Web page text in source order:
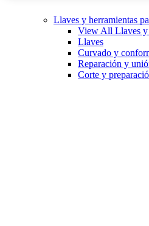
Llaves y herramientas
View All Llaves y
Llaves
Curvado y
Reparación y
Corte y